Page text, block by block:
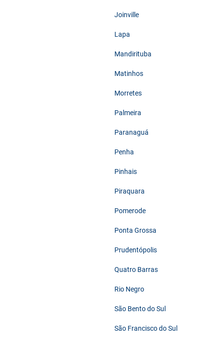
Joinville
Lapa
Mandirituba
Matinhos
Morretes
Palmeira
Paranaguá
Penha
Pinhais
Piraquara
Pomerode
Ponta Grossa
Prudentópolis
Quatro Barras
Rio Negro
São Bento do Sul
São Francisco do Sul